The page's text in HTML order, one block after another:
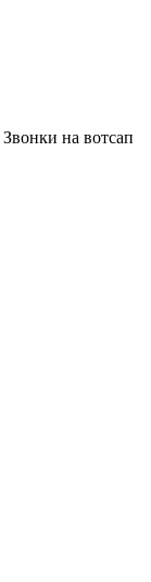
Звонки на вотсап